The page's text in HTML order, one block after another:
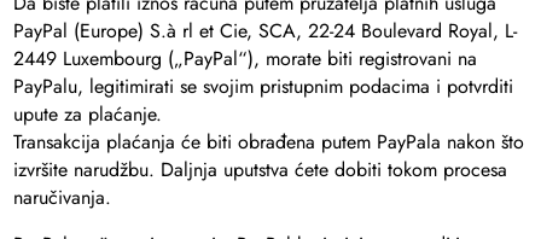
PayPal (Europe) S.à rl et Cie, SCA, 22-24 Boulevard Royal, L-
2449 Luxembourg („PayPal“), morate biti registrovani na
PayPalu, legitimirati se svojim pristupnim podacima i potvrditi
upute za plaćanje.
Transakcija plaćanja će biti obrađena putem PayPala nakon što
izvršite narudžbu. Daljnja uputstva ćete dobiti tokom procesa
naručivanja.